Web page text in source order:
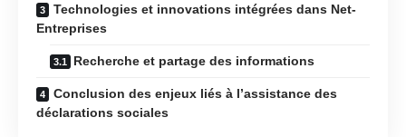
Technologies et innovations intégrées dans Net-
Entreprises
Recherche et partage des informations
Conclusion des enjeux liés à l’assistance des
déclarations sociales